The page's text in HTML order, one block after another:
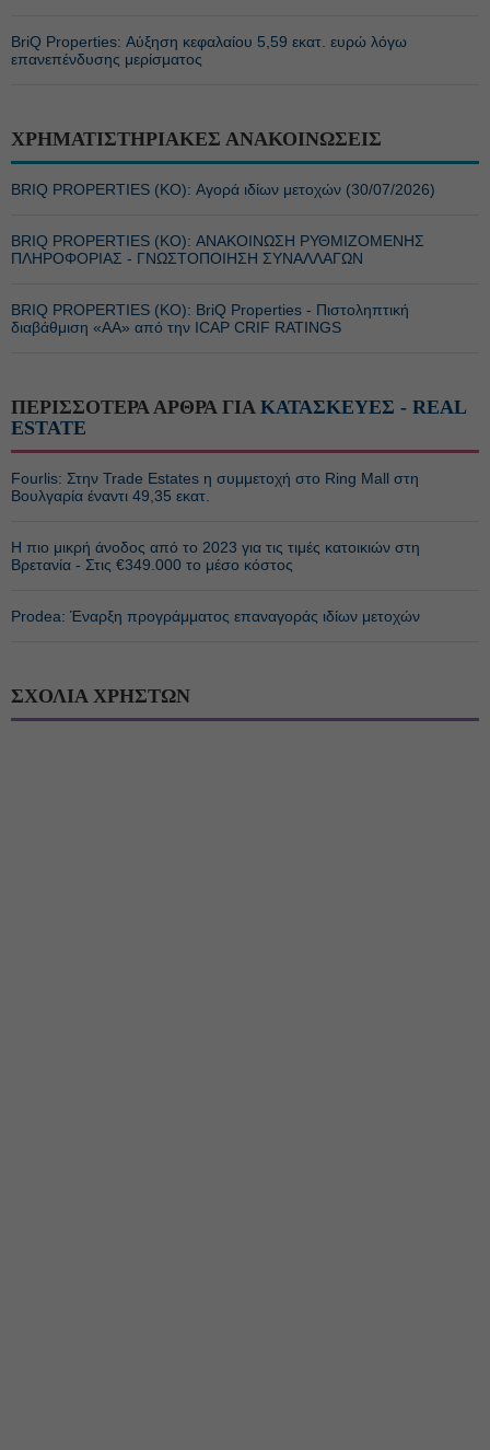
BriQ Properties: Αύξηση κεφαλαίου 5,59 εκατ. ευρώ λόγω
επανεπένδυσης μερίσματος
ΧΡΗΜΑΤΙΣΤΗΡΙΑΚΕΣ ΑΝΑΚΟΙΝΩΣΕΙΣ
BRIQ PROPERTIES (ΚΟ): Αγορά ιδίων μετοχών (30/07/2026)
BRIQ PROPERTIES (ΚΟ): ΑΝΑΚΟΙΝΩΣΗ ΡΥΘΜΙΖΟΜΕΝΗΣ
ΠΛΗΡΟΦΟΡΙΑΣ - ΓΝΩΣΤΟΠΟΙΗΣΗ ΣΥΝΑΛΛΑΓΩΝ
BRIQ PROPERTIES (ΚΟ): ΒriQ Properties - Πιστοληπτική
διαβάθμιση «AA» από την ICAP CRIF RATINGS
ΠΕΡΙΣΣΟΤΕΡΑ ΑΡΘΡΑ ΓΙΑ ΚΑΤΑΣΚΕΥΕΣ - REAL
ESTATE
Fourlis: Στην Trade Estates η συμμετοχή στο Ring Mall στη
Βουλγαρία έναντι 49,35 εκατ.
Η πιο μικρή άνοδος από το 2023 για τις τιμές κατοικιών στη
Βρετανία - Στις €349.000 το μέσο κόστος
Prodea: Έναρξη προγράμματος επαναγοράς ιδίων μετοχών
ΣΧΟΛΙΑ ΧΡΗΣΤΩΝ